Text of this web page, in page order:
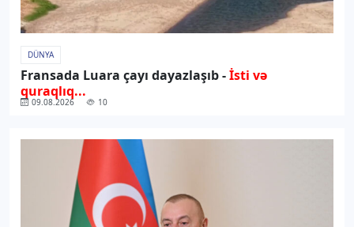
DÜNYA
Fransada Luara çayı dayazlaşıb -İsti və
quraqlıq...
09.08.2026 10